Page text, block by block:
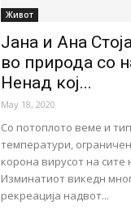
Живот
Јана и Ана
во природа со
Ненад кој...
May 18, 2020
Со потоплото веме и
температури,
корона вирусот на сите
Изминатиот викедн
рекреација надвот...